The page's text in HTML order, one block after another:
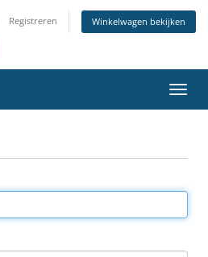
Registreren Winkelwagen bekijken
in-/